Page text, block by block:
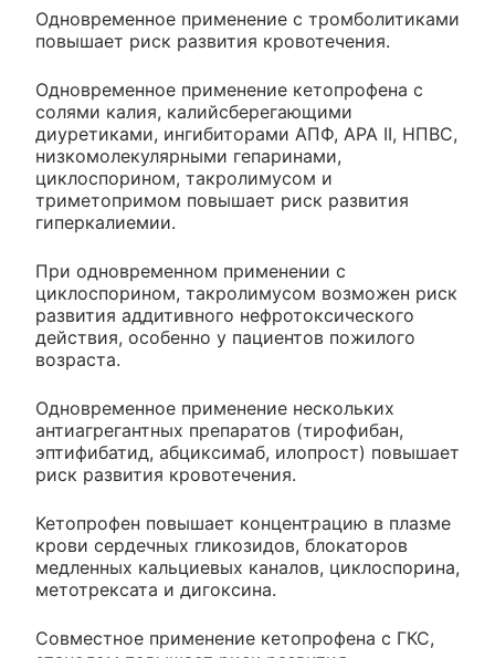
Одновременное применение с тромболитиками
повышает риск развития кровотечения.
Одновременное применение кетопрофена с
солями калия, калийсберегающими
диуретиками, ингибиторами АПФ, АРА II, НПВС,
низкомолекулярными гепаринами,
циклоспорином, такролимусом и
триметопримом повышает риск развития
гиперкалиемии.
При одновременном применении с
циклоспорином, такролимусом возможен риск
развития аддитивного нефротоксического
действия, особенно у пациентов пожилого
возраста.
Одновременное применение нескольких
антиагрегантных препаратов (тирофибан,
эптифибатид, абциксимаб, илопрост) повышает
риск развития кровотечения.
Кетопрофен повышает концентрацию в плазме
крови сердечных гликозидов, блокаторов
медленных кальциевых каналов, циклоспорина,
метотрексата и дигоксина.
Совместное применение кетопрофена с ГКС,